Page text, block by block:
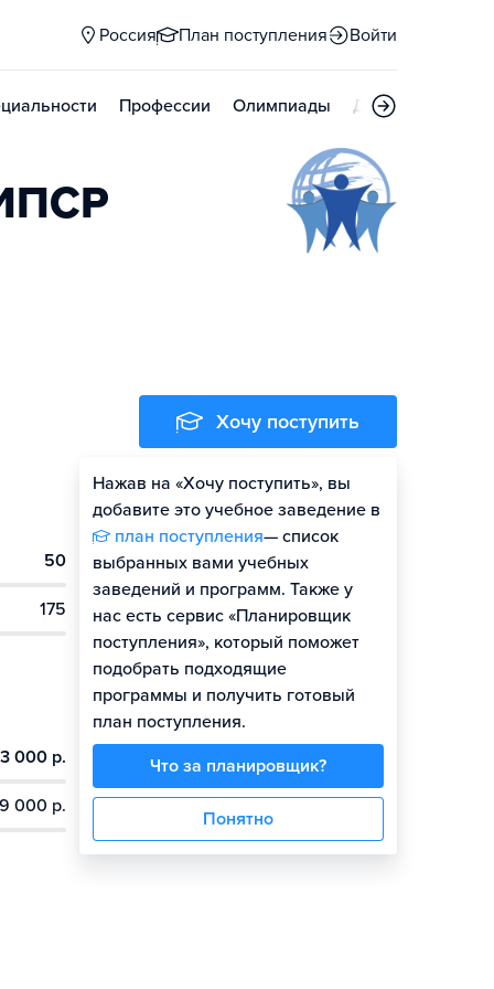
Россия План поступления Войти
Профессии Олимпиады Дни открытых
50
175
000 р.
000 р.
Хочу поступить
Нажав на «Хочу поступить», вы
добавите это учебное заведение в
план поступления— список
выбранных вами учебных
заведений и программ. Также у
нас есть сервис «Планировщик
поступления», который поможет
подобрать подходящие
программы и получить готовый
план поступления.
Что за планировщик?
Понятно
Оценить шансы